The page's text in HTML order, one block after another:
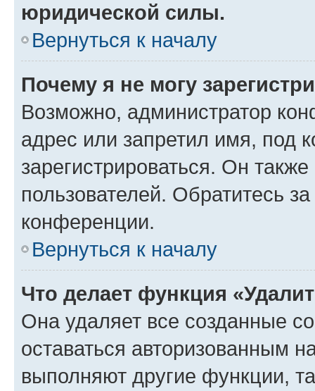
юридической силы.
Вернуться к началу
Почему я не могу
Возможно, администратор
адрес или запретил имя, под
зарегистрироваться. Он
пользователей. Обратитесь
конференции.
Вернуться к началу
Что делает функция
Она удаляет все созданные
оставаться авторизованным
выполняют другие функции,